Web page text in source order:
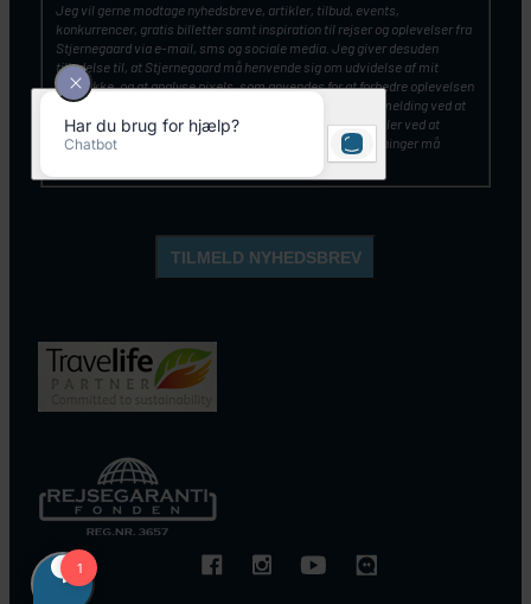
Jeg vil gerne modtage nyhedsbreve, artikler, tilbud, events,
konkurrencer, gratis billetter samt inspiration til rejser og oplevelser fra
Stjernegaard via e-mail, sms og sociale media. Jeg giver desuden
tilladelse til, at Stjernegaard må henvende sig om udvidelse af mit
samtykke, og at analyse pixels, som anvendes for at forbedre oplevelsen
af vores kommunikation. Du kan altid tilbagekalde din tilmelding ved at
klikke på ”Afmeld nyhedsbrev” nederst i nyhedsbrevet – eller ved at
kontakte Stjernegaards kundeservice. Mine personoplysninger må